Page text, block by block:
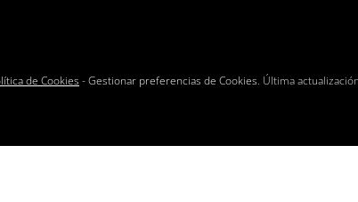
de Cookies -Gestionar preferencias de Cookies. Última actualización